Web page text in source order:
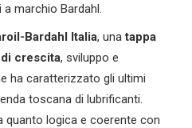
marchio Bardahl.
Bardahl Italia, unatappa
crescita, sviluppo e
ha caratterizzato gli ultimi
toscana di lubrificanti.
quanto logica e coerente con